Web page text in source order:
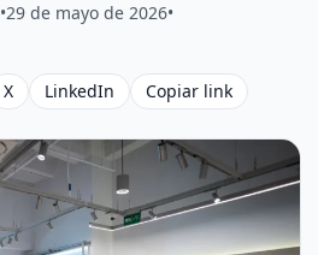
•29 de mayo de 2026•
X LinkedIn Copiar link